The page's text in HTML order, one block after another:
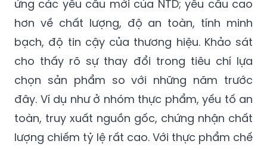
ứng các yêu cầu mới của NTD; yêu cầu cao
hơn về chất lượng, độ an toàn, tính minh
bạch, độ tin cậy của thương hiệu. Khảo sát
cho thấy rõ sự thay đổi trong tiêu chí lựa
chọn sản phẩm so với những năm trước
đây. Ví dụ như ở nhóm thực phẩm, yếu tố an
toàn, truy xuất nguồn gốc, chứng nhận chất
lượng chiếm tỷ lệ rất cao. Với thực phẩm chế